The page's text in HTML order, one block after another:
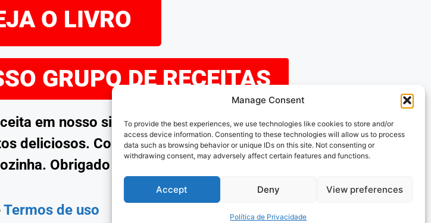
Manage Consent
To provide the best experiences, we use technologies like cookies to store and/or
access device information. Consenting to these technologies will allow us to process
data such as browsing behavior or unique IDs on this site. Not consenting or
withdrawing consent, may adversely affect certain features and functions.
Accept Deny View preferences
Política de Privacidade
O LIVRO
GRUPO DE RECEITAS
em nosso site. Esperamos que tenha
deliciosos. Continue explorando as nossas
Obrigado por nos acompanhar!
Termos de uso